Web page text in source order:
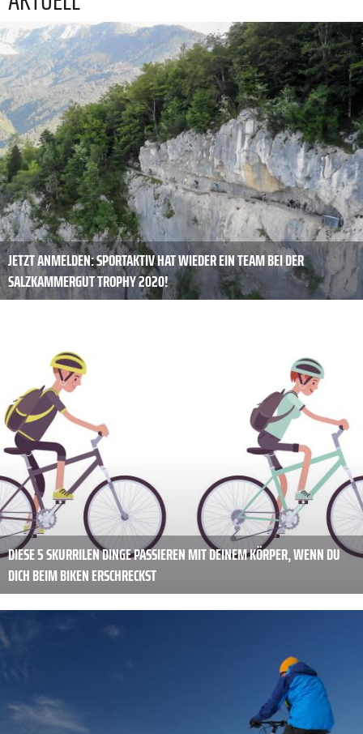
JETZT ANMELDEN: SPORTAKTIV HAT WIEDER EIN TEAM BEI DER
SALZKAMMERGUT TROPHY 2020!
DIESE 5 SKURRILEN DINGE PASSIEREN MIT DEINEM KÖRPER, WENN DU
DICH BEIM BIKEN ERSCHRECKST